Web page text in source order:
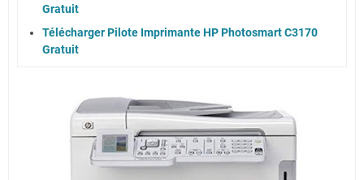
Gratuit
Télécharger Pilote Imprimante HP Photosmart C3170
Gratuit